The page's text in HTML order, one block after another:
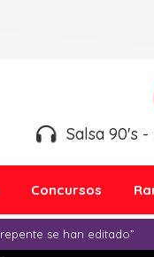
Salsa 90's -
Concursos
se han editado”